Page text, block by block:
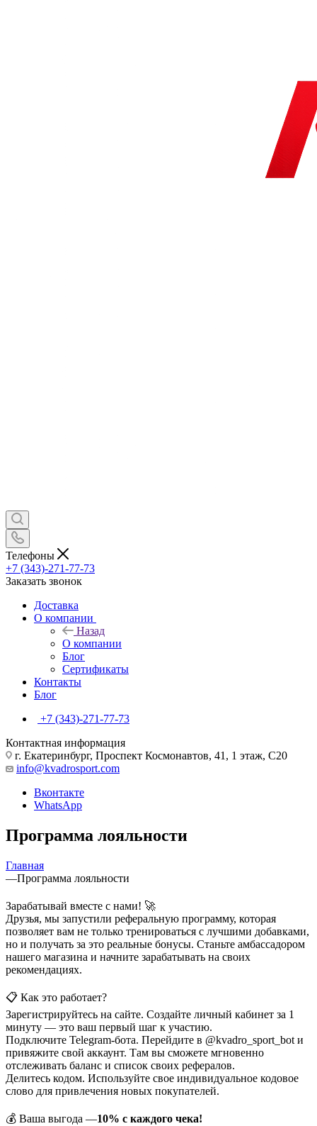
Телефоны
+7 (343)-271-77-73
Заказать звонок
Доставка
О компании
Назад
О компании
Блог
Сертификаты
Контакты
Блог
+7 (343)-271-77-73
Контактная информация
г. Екатеринбург, Проспект Космонавтов, 41, 1 этаж, С20
info@kvadrosport.com
Вконтакте
WhatsApp
Программа лояльности
Главная
—Программа лояльности
Зарабатывай вместе с нами! 🚀
Друзья, мы запустили реферальную программу, которая
позволяет вам не только тренироваться с лучшими добавками,
но и получать за это реальные бонусы. Станьте амбассадором
нашего магазина и начните зарабатывать на своих
рекомендациях.
📋 Как это работает?
Зарегистрируйтесь на сайте. Создайте личный кабинет за 1
минуту — это ваш первый шаг к участию.
Подключите Telegram-бота. Перейдите в @kvadro_sport_bot и
привяжите свой аккаунт. Там вы сможете мгновенно
отслеживать баланс и список своих рефералов.
Делитесь кодом. Используйте свое индивидуальное кодовое
слово для привлечения новых покупателей.
💰 Ваша выгода —10% с каждого чека!